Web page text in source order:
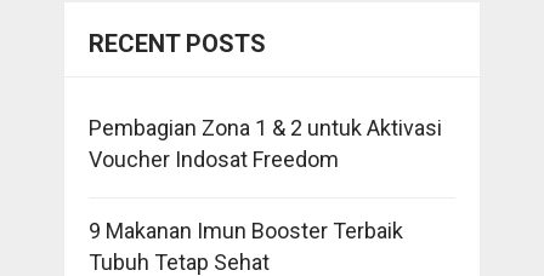
RECENT POSTS
Pembagian Zona 1 & 2 untuk Aktivasi
Voucher Indosat Freedom
9 Makanan Imun Booster Terbaik
Tubuh Tetap Sehat